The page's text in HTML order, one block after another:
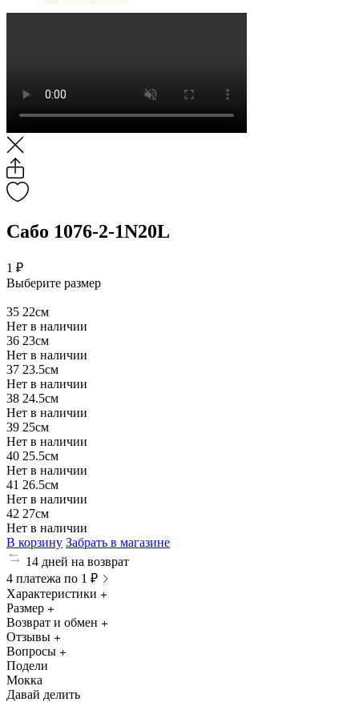
Сабо 1076-2-1N20L
1 ₽
Выберите размер
35 22см
Нет в наличии
36 23см
Нет в наличии
37 23.5см
Нет в наличии
38 24.5см
Нет в наличии
39 25см
Нет в наличии
40 25.5см
Нет в наличии
41 26.5см
Нет в наличии
42 27см
Нет в наличии
В корзину Забрать в магазине
14 дней на возврат
4 платежа по 1 ₽
Характеристики
Размер
Возврат и обмен
Отзывы
Вопросы
Подели
Мокка
Давай делить